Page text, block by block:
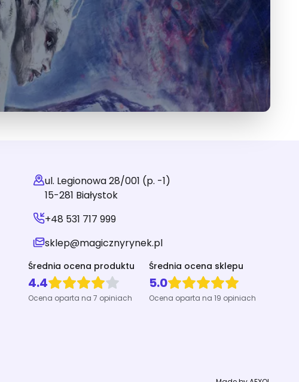
ul. Legionowa 28/001 (p. -1)
15-281 Białystok
+48 531 717 999
sklep@magicznyrynek.pl
Średnia ocena produktu
4.4
Ocena oparta na 7 opiniach
Średnia ocena sklepu
5.0
Ocena oparta na 19 opiniach